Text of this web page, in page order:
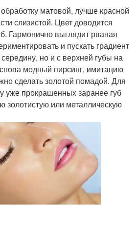
Губные помады
Помады без подводки
Помады для нанесения
Помады на
обезжиренные губы
матовой, лучше красной
слизистой. Цвет доводится
Гармонично выглядит рваная
и пускать градиент
середину, но и с верхней губы на
модный пирсинг, имитацию
сделать золотой помадой. Для
уже прокрашенных заранее губ
золотистую или металлическую